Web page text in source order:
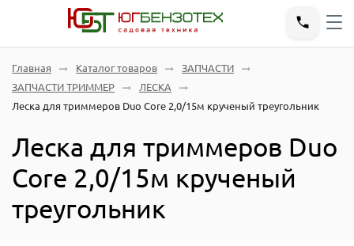
Главная Каталог товаров
ЗАПЧАСТИ
ЗАПЧАСТИ ТРИММЕР
ЛЕСКА
Леска для триммеров Duo Core 2,0/15м крученый треугольник
Леска для триммеров Duo
Core 2,0/15м крученый
треугольник